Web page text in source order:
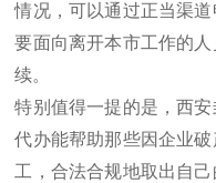
情况，可以通过正当渠
要面向离开本市工作的
续。
特别值得一提的是，西
代办能帮助那些因企业
工，合法合规地取出自